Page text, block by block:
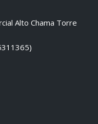
Alto Chama Torre